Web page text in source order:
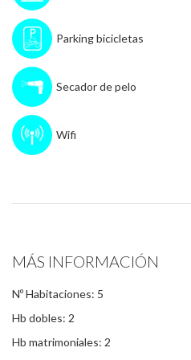
Parking bicicletas
Secador de pelo
Wifi
MÁS INFORMACIÓN
Nº Habitaciones: 5
Hb dobles: 2
Hb matrimoniales: 2